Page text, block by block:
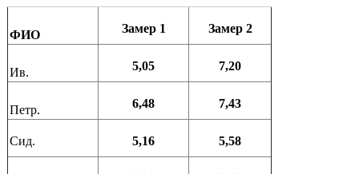
ФИО Замер 1 Замер 2
Ив. 5,05 7,20
Петр. 6,48 7,43
Сид. 5,16 5,58